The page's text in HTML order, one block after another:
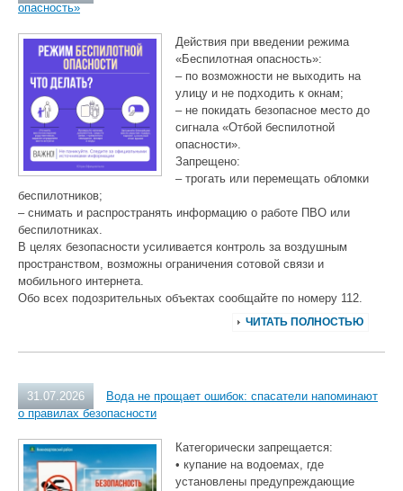
опасность»
Действия при введении режима
«Беспилотная опасность»:
– по возможности не выходить на
улицу и не подходить к окнам;
– не покидать безопасное место до
сигнала «Отбой беспилотной
опасности».
Запрещено:
– трогать или перемещать обломки
беспилотников;
– снимать и распространять информацию о работе ПВО или
беспилотниках.
В целях безопасности усиливается контроль за воздушным
пространством, возможны ограничения сотовой связи и
мобильного интернета.
Обо всех подозрительных объектах сообщайте по номеру 112.
ЧИТАТЬ ПОЛНОСТЬЮ
31.07.2026
Вода не прощает ошибок: спасатели напоминают
о правилах безопасности
Категорически запрещается:
• купание на водоемах, где
установлены предупреждающие